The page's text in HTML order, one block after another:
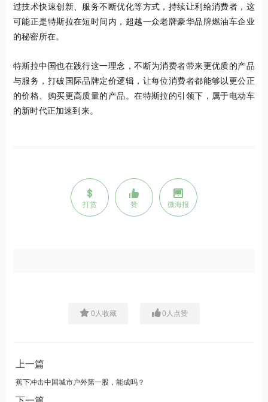
过技术快速创新、服务不断优化等方式，持续让利给消费者，这
可能正是特斯拉在短时间内，超越一众老牌豪华品牌燃油车企业
的秘密所在。
特斯拉中国也在践行这一理念，不断为消费者带来更优质的产品
与服务，打破国际品牌定价逻辑，让每位消费者都能够以更公正
的价格、购买更高质量的产品。在特斯拉的引领下，属于电动车
的新时代正加速到来。
打赏 赞 微海报
0 人收藏 0 人点赞
上一篇
蕉下冲击中国城市户外第一股，能成吗？